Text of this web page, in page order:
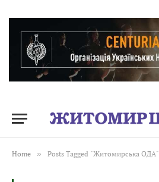
Home » Posts Tagged "Житомирська ОДА"